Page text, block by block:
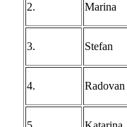
2. Marina
3. Stefan
4. Radovan